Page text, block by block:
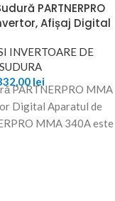
PARTNERPRO
Afișaj Digital
INVERTOARE DE
SUDURA
lei
PARTNERPRO MMA
Digital Aparatul de
MMA 340A este